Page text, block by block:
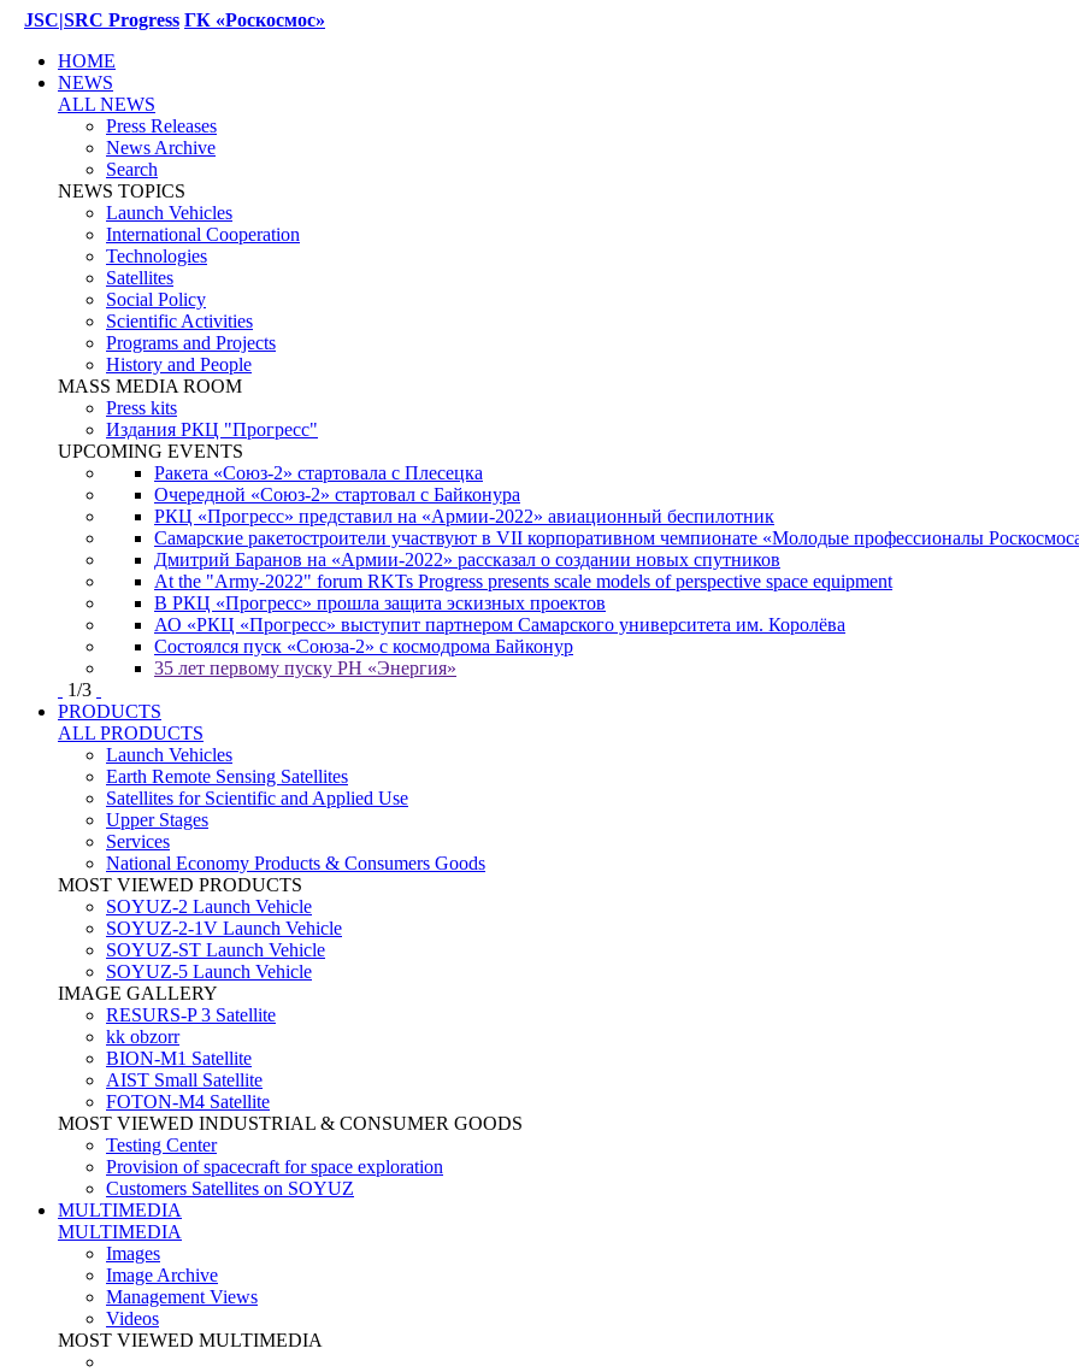
JSC|SRC Progress ГК «Роскосмос»
HOME
NEWS
ALL NEWS
Press Releases
News Archive
Search
NEWS TOPICS
Launch Vehicles
International Cooperation
Technologies
Satellites
Social Policy
Scientific Activities
Programs and Projects
History and People
MASS MEDIA ROOM
Press kits
Издания РКЦ "Прогресс"
UPCOMING EVENTS
Ракета «Союз-2» стартовала с Плесецка
Очередной «Союз-2» стартовал с Байконура
РКЦ «Прогресс» представил на «Армии-2022» авиационный беспилотник
Самарские ракетостроители участвуют в VII корпоративном чемпионате «Молодые профессионалы
Дмитрий Баранов на «Армии-2022» рассказал о создании новых спутников
At the "Army-2022" forum RKTs Progress presents scale models of perspective space equipment
В РКЦ «Прогресс» прошла защита эскизных проектов
АО «РКЦ «Прогресс» выступит партнером Самарского университета им. Королёва
Состоялся пуск «Союза-2» с космодрома Байконур
35 лет первому пуску РН «Энергия»
1/3
PRODUCTS
ALL PRODUCTS
Launch Vehicles
Earth Remote Sensing Satellites
Satellites for Scientific and Applied Use
Upper Stages
Services
National Economy Products & Consumers Goods
MOST VIEWED PRODUCTS
SOYUZ-2 Launch Vehicle
SOYUZ-2-1V Launch Vehicle
SOYUZ-ST Launch Vehicle
SOYUZ-5 Launch Vehicle
IMAGE GALLERY
RESURS-P 3 Satellite
kk obzorr
BION-M1 Satellite
AIST Small Satellite
FOTON-M4 Satellite
MOST VIEWED INDUSTRIAL & CONSUMER GOODS
Testing Center
Provision of spacecraft for space exploration
Customers Satellites on SOYUZ
MULTIMEDIA
MULTIMEDIA
Images
Image Archive
Management Views
Videos
MOST VIEWED MULTIMEDIA